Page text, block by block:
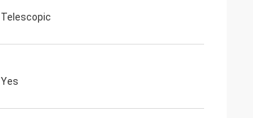
professionnel.
Telescopic
Yes